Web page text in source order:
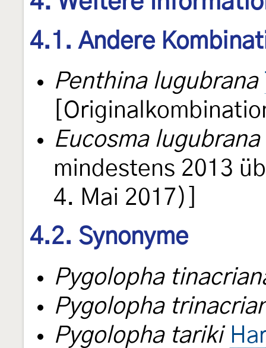
4.1. Andere
Penthina lugubrana
Eucosma lugubrana
mindestens 2013
4. Mai 2017)]
4.2. Synonyme
Pygolopha
Pygolopha
Pygolopha tariki